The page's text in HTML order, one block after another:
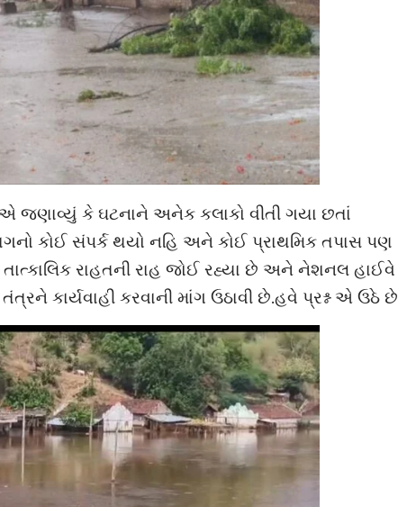
જણાવ્યું કે ઘટનાને અનેક કલાકો વીતી ગયા છતાં
કોઈ સંપર્ક થયો નહિ અને કોઈ પ્રાથમિક તપાસ પણ
રાહતની રાહ જોઈ રહ્યા છે અને નેશનલ હાઈવે
કાર્યવાહી કરવાની માંગ ઉઠાવી છે.હવે પ્રશ્ન એ ઉઠે છે